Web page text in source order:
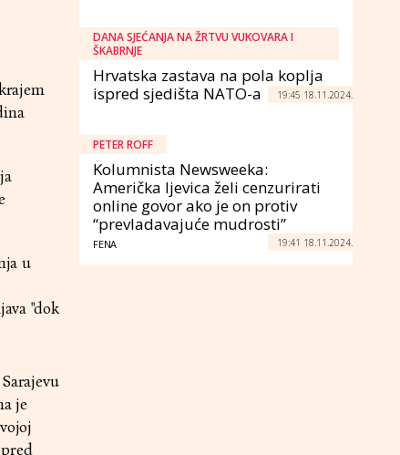
u
"dok
je
DANA SJEĆANJA NA ŽRTVU VUKOVARA I
ŠKABRNJE
Hrvatska zastava na pola koplja
ispred sjedišta NATO-a
19:45 18.11.2024.
PETER ROFF
Kolumnista Newsweeka:
Američka ljevica želi cenzurirati
online govor ako je on protiv
“prevladavajuće mudrosti”
FENA 19:41 18.11.2024.